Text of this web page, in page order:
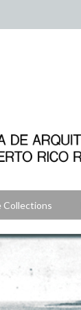
Collections